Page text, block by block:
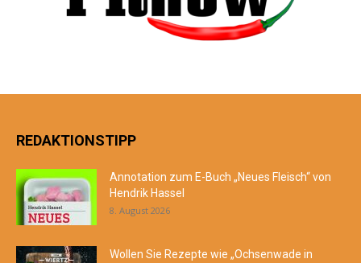
REDAKTIONSTIPP
Annotation zum E-Buch „Neues Fleisch“ von
Hendrik Hassel
8. August 2026
Wollen Sie Rezepte wie „Ochsenwade in